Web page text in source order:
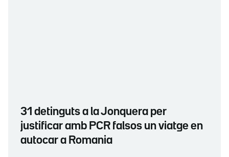
31 detinguts a la Jonquera per
justificar amb PCR falsos un viatge en
autocar a Romania